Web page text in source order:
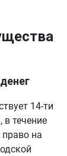
14-ти
в течение
на